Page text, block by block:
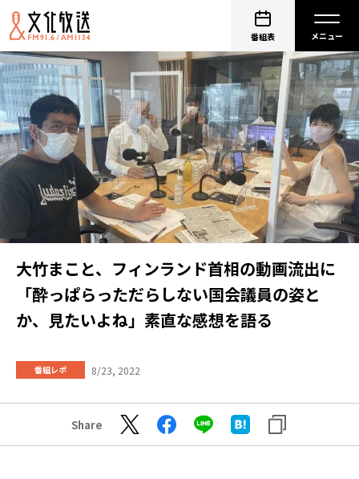
番組表
大竹まこと、フィンランド首相の動画流出に
「酔っぱらっただらしない国会議員の姿と
か、見たいよね」素直な感想を語る
番組レポ 8/23, 2022
Share